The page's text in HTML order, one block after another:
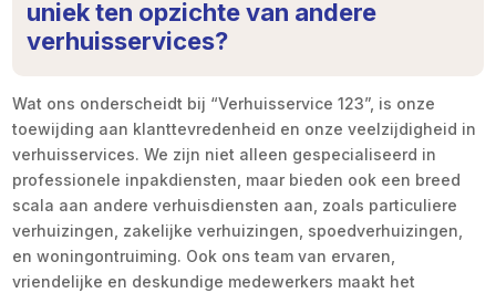
uniek ten opzichte van andere
verhuisservices?
Wat ons onderscheidt bij “Verhuisservice 123”, is onze
toewijding aan klanttevredenheid en onze veelzijdigheid in
verhuisservices. We zijn niet alleen gespecialiseerd in
professionele inpakdiensten, maar bieden ook een breed
scala aan andere verhuisdiensten aan, zoals particuliere
verhuizingen, zakelijke verhuizingen, spoedverhuizingen,
en woningontruiming. Ook ons team van ervaren,
vriendelijke en deskundige medewerkers maakt het